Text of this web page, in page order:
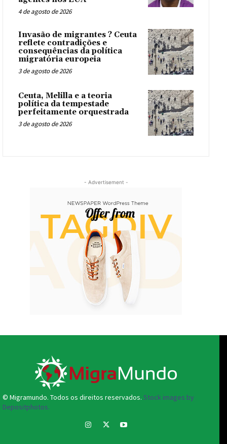
4 de agosto de 2026
Invasão de migrantes ? Ceuta
reflete contradições e
consequências da política
migratória europeia
3 de agosto de 2026
Ceuta, Melilla e a teoria
política da tempestade
perfeitamente orquestrada
3 de agosto de 2026
- Advertisement -
© Migramundo. Todos os direitos reservados. Stock images by
Depositphotos.